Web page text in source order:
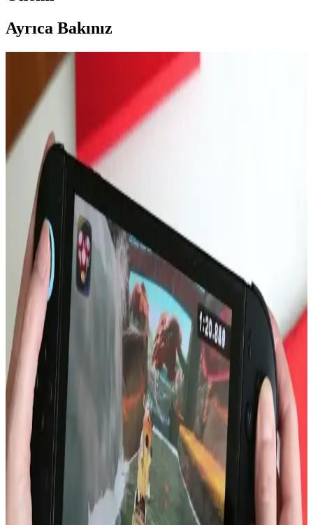
Ayrıca Bakınız
MacBook Air M5 ve M4 Çip Performans
Karşılaştırması ve Kullanım Alanları
Apple'ın M5 çipi, MacBook Air'de M4'e kıyasla %10-15 daha
yüksek performans sunuyor. Ancak pasif soğutma nedeniyle uzun
süreli yüksek performans sınırlı kalıyor. Pro modeller daha güçlü
seçenekler.
16 Gün Kar Altında Kalan iPhone'un Dayanıklılığı
ve Soğukta Elektronik Performansı
Saskatchewan'da 16 gün kar altında kalan iPhone, karın izolasyon
etkisi sayesinde çalışmaya devam etti. Soğuk hava batarya
performansını yavaşlatırken, kar cihazı korudu ve uzun süre konum
güncellemesi sağladı.
Apple'ın Katlanabilir iPhone'u: Batarya Ömrü,
Ekran Dayanıklılığı ve Kullanıcı Beklentileri
Apple'ın katlanabilir iPhone modeli, batarya ömründe %100 artış
iddiası ve ekran dayanıklılığı endişeleriyle teknoloji dünyasında
dikkat çekiyor. Kullanıcılar uygulama uyumluluğu ve fiyat
konularını da yakından takip ediyor.
Intel ve LG Display'in Dizüstü Bilgisayar Batarya
Ömründe Apple Silicon ile Rekabeti
Intel ve LG Display'in düşük güç tüketimli ekran ve verimlilik
çekirdekleri, Windows dizüstü bilgisayarlarda batarya ömrünü
artırma potansiyeline sahip. Ancak yazılım ve donanım sorunları bu
avantajı sınırlıyor.
iPhone 13 Batarya Şişmesi: Nedenleri, Güvenlik
Riskleri ve Çözüm Yolları